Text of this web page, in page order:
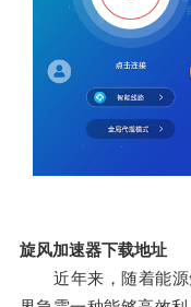
旋风加速器下载地址
近年来，随着能源